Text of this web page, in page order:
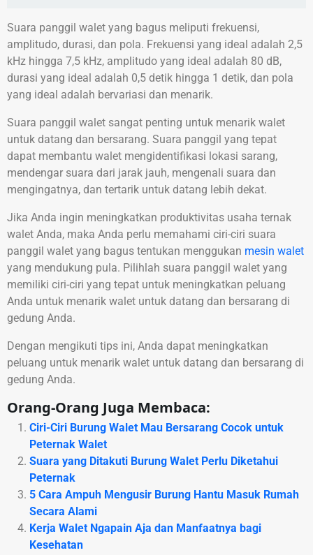
Suara panggil walet yang bagus meliputi frekuensi,
amplitudo, durasi, dan pola. Frekuensi yang ideal adalah 2,5
kHz hingga 7,5 kHz, amplitudo yang ideal adalah 80 dB,
durasi yang ideal adalah 0,5 detik hingga 1 detik, dan pola
yang ideal adalah bervariasi dan menarik.
Suara panggil walet sangat penting untuk menarik walet
untuk datang dan bersarang. Suara panggil yang tepat
dapat membantu walet mengidentifikasi lokasi sarang,
mendengar suara dari jarak jauh, mengenali suara dan
mengingatnya, dan tertarik untuk datang lebih dekat.
Jika Anda ingin meningkatkan produktivitas usaha ternak
walet Anda, maka Anda perlu memahami ciri-ciri suara
panggil walet yang bagus tentukan menggukan mesin walet
yang mendukung pula. Pilihlah suara panggil walet yang
memiliki ciri-ciri yang tepat untuk meningkatkan peluang
Anda untuk menarik walet untuk datang dan bersarang di
gedung Anda.
Dengan mengikuti tips ini, Anda dapat meningkatkan
peluang untuk menarik walet untuk datang dan bersarang di
gedung Anda.
Orang-Orang Juga Membaca:
Ciri-Ciri Burung Walet Mau Bersarang Cocok untuk
Peternak Walet
Suara yang Ditakuti Burung Walet Perlu Diketahui
Peternak
5 Cara Ampuh Mengusir Burung Hantu Masuk Rumah
Secara Alami
Kerja Walet Ngapain Aja dan Manfaatnya bagi
Kesehatan